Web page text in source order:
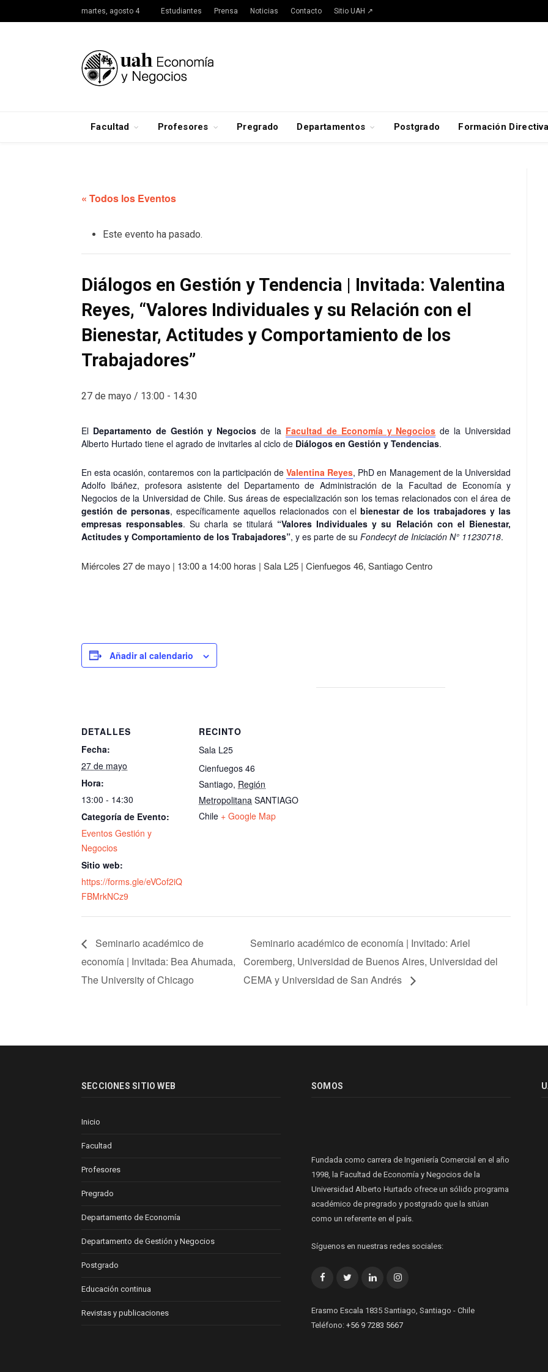
martes, agosto 4 Estudiantes Prensa Noticias Contacto Sitio UAH ↗
Facultad Profesores Pregrado Departamentos Postgrado Formación
« Todos los Eventos
Este evento ha pasado.
Diálogos en Gestión y Tendencia | Invitada: Valentina
Reyes, “Valores Individuales y su Relación con el
Bienestar, Actitudes y Comportamiento de los
Trabajadores”
27 de mayo / 13:00 - 14:30
El Departamento de Gestión y Negocios de la Facultad de Economía y Negocios de la Universidad
Alberto Hurtado tiene el agrado de invitarles al ciclo de Diálogos en Gestión y Tendencias.
En esta ocasión, contaremos con la participación deValentina Reyes, PhD en Management de la Universidad
Adolfo Ibáñez, profesora asistente del Departamento de Administración de la Facultad de Economía y
Negocios de la Universidad de Chile. Sus áreas de especialización son los temas relacionados con el área de
gestión de personas, específicamente aquellos relacionados con elbienestar de los trabajadores y las
empresas responsables.Su charla se titulará “Valores Individuales y su Relación con el Bienestar,
Actitudes y Comportamiento de los Trabajadores”, y es parte de su Fondecyt de Iniciación N° 11230718.
Miércoles 27 de mayo | 13:00 a 14:00 horas | Sala L25 | Cienfuegos 46, Santiago Centro
Añadir al calendario
DETALLES
Fecha:
27 de mayo
Hora:
13:00 - 14:30
Categoría de Evento:
Eventos Gestión y
Negocios
Sitio web:
https://forms.gle/eVCof2iQ
FBMrkNCz9
RECINTO
Sala L25
Cienfuegos 46
Santiago, Región
Metropolitana SANTIAGO
Chile + Google Map
Seminario académico de
economía | Invitada: Bea Ahumada,
The University of Chicago
Seminario académico de economía | Invitado: Ariel
Coremberg, Universidad de Buenos Aires, Universidad del
CEMA y Universidad de San Andrés
SECCIONES SITIO WEB
Inicio
Facultad
Profesores
Pregrado
Departamento de Economía
Departamento de Gestión y Negocios
Postgrado
Educación continua
Revistas y publicaciones
SOMOS
Fundada como carrera de Ingeniería Comercial en el año
1998, la Facultad de Economía y Negocios de la
Universidad Alberto Hurtado ofrece un sólido programa
académico de pregrado y postgrado que la sitúan
como un referente en el país.
Síguenos en nuestras redes sociales:
FacebookTwitterLinkedInInstagram
Erasmo Escala 1835 Santiago, Santiago - Chile
Teléfono: +56 9 7283 5667